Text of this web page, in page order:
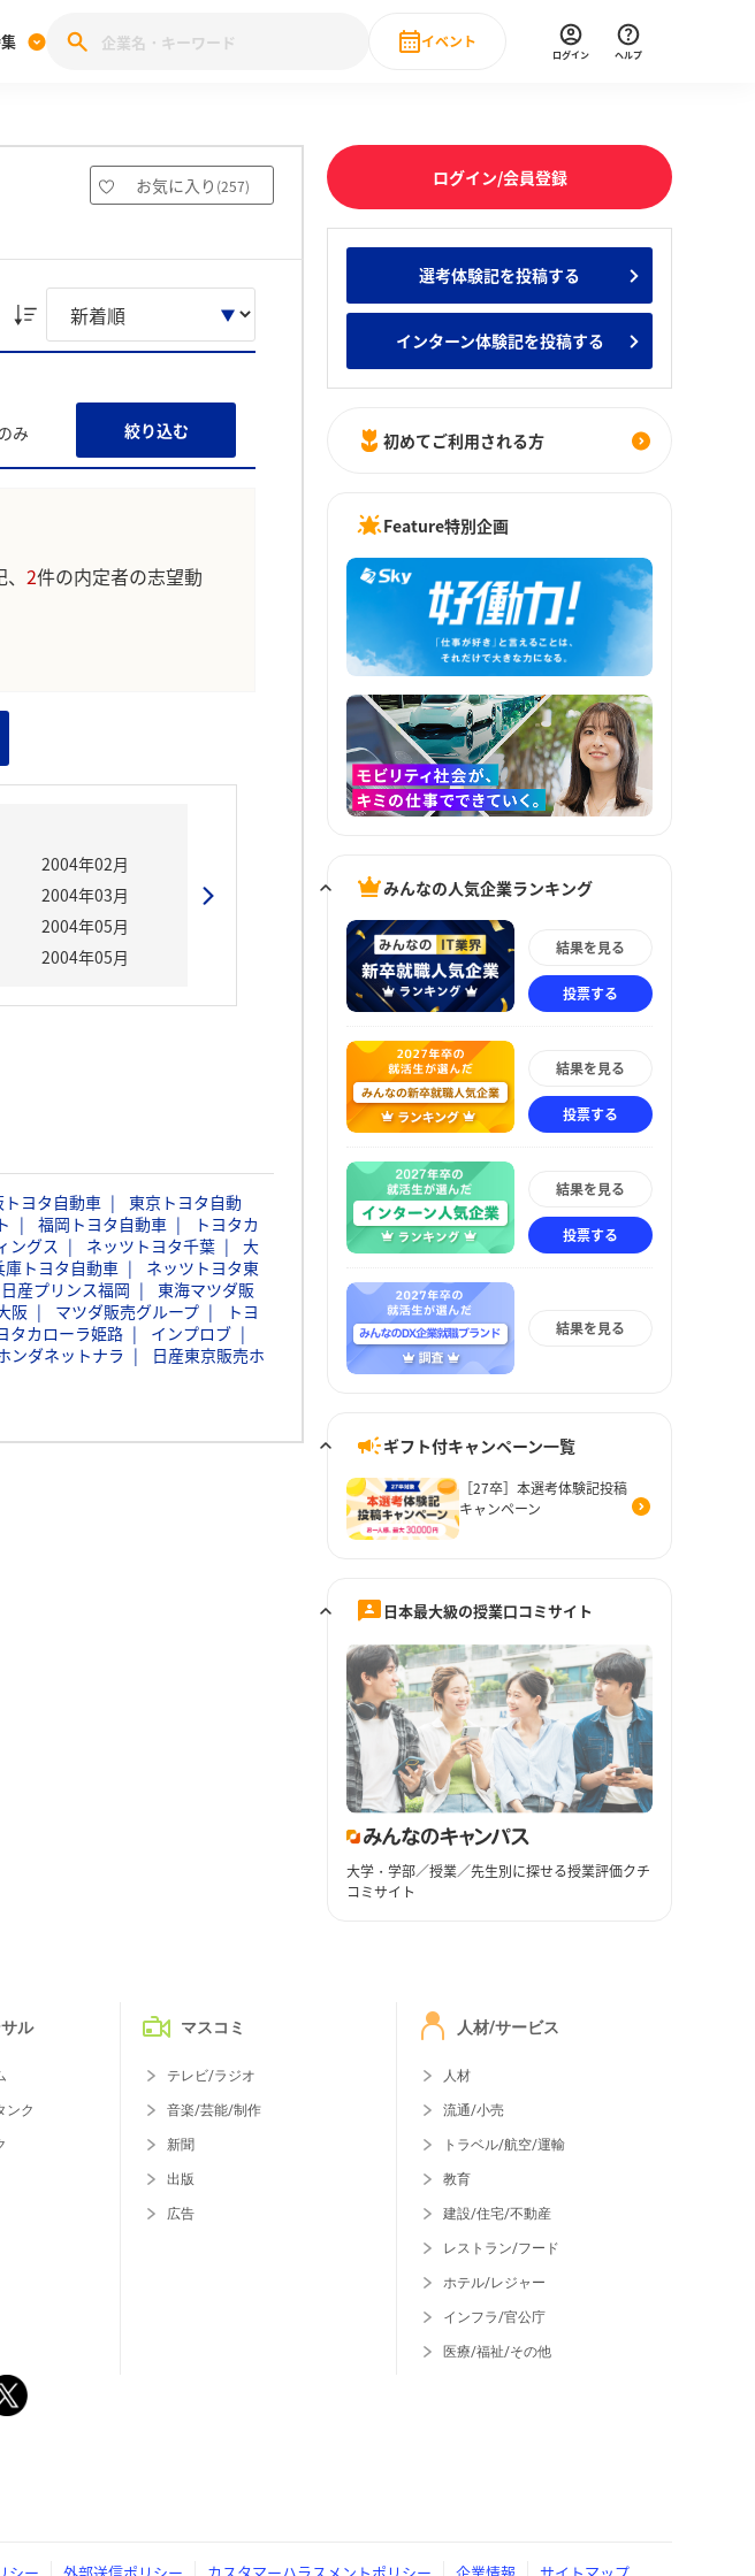
キャンペーン
ンド調査
みんなの新卒就職人気企業ランキング みんなのインターン人気企業ランキ
28卒 IT・DX現場社員インタビュー
イベント
直近のイベント一覧
ログイン ヘルプ
お気に入り (257)
み 絞り込む
2件の内定者の志望動
2004年02月
2004年03月
2004年05月
2004年05月
トヨタ自動車
東京トヨタ自動
福岡トヨタ自動車
トヨタカ
ングス ネッツトヨタ千葉
大
庫トヨタ自動車
ネッツトヨタ東
日産プリンス福岡
東海マツダ販
阪 マツダ販売グループ
トヨ
タカローラ姫路
インプロブ
ンダネットナラ
日産東京販売ホ
ログイン/会員登録
選考体験記を投稿する
インターン体験記を投稿する
初めてご利用される方
Feature特別企画
みんなの人気企業ランキング
結果を見る
投票する
結果を見る
投票する
結果を見る
投票する
結果を見る
ギフト付キャンペーン一覧
［27卒］本選考体験記投稿
キャンペーン
日本最大級の授業口コミサイト
大学・学部／授業／先生別に探せる授業評価クチ
コミサイト
ル
ンク
マスコミ
テレビ/ラジオ
音楽/芸能/制作
新聞
出版
広告
人材/サービス
人材
流通/小売
トラベル/航空/運輸
教育
建設/住宅/不動産
レストラン/フード
ホテル/レジャー
インフラ/官公庁
医療/福祉/その他